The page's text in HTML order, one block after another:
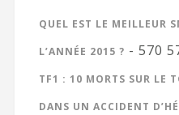
QUEL EST LE MEILLEUR
L’ANNÉE 2015 ? - 570
TF1 : 10 MORTS SUR LE
DANS UN ACCIDENT